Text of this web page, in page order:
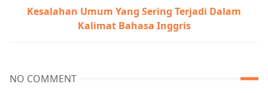
Kesalahan Umum Yang Sering Terjadi Dalam
Kalimat Bahasa Inggris
NO COMMENT